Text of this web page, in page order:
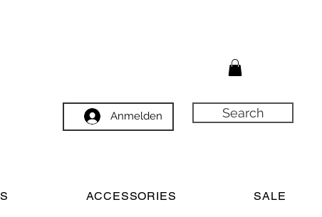
Anmelden Search
ACCESSORIES SALE